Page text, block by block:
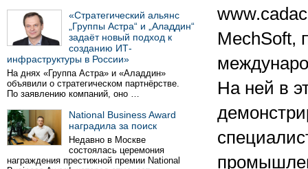
«Стратегический альянс
„Группы Астра“ и „Аладдин“
задаёт новый подход к
созданию ИТ-
инфраструктуры в России»
На днях «Группа Астра» и «Аладдин»
объявили о стратегическом партнёрстве.
По заявлению компаний, оно …
National Business Award
наградила за поиск
Недавно в Москве
состоялась церемония
награждения престижной премии National
MechSoft,
На ней в